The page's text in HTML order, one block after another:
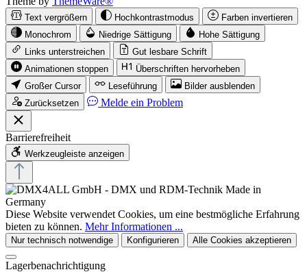
Text vergrößern Hochkontrastmodus
Farben invertieren
Monochrom
Niedrige Sättigung
Hohe Sättigung
Links unterstreichen
Gut lesbare Schrift
Animationen stoppen
Überschriften hervorheben
Großer Cursor
Leseführung
Bilder ausblenden
Zurücksetzen
Melde ein Problem
Barrierefreiheit
Werkzeugleiste anzeigen
Diese Website verwendet Cookies, um eine bestmögliche Erfahrung
bieten zu können. Mehr Informationen ...
Nur technisch notwendige Konfigurieren Alle Cookies akzeptieren
Lagerbenachrichtigung